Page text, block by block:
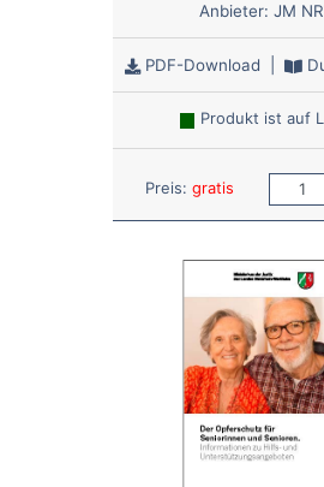
Anbieter: JM
PDF-Download
Produkt ist auf
Preis: gratis Anzahl: